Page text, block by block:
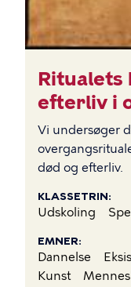
Ritualets
efterliv i
Vi undersøger
død og efterliv.
KLASSETRIN
Udskoling
EMNER
Dannelse
Kunst